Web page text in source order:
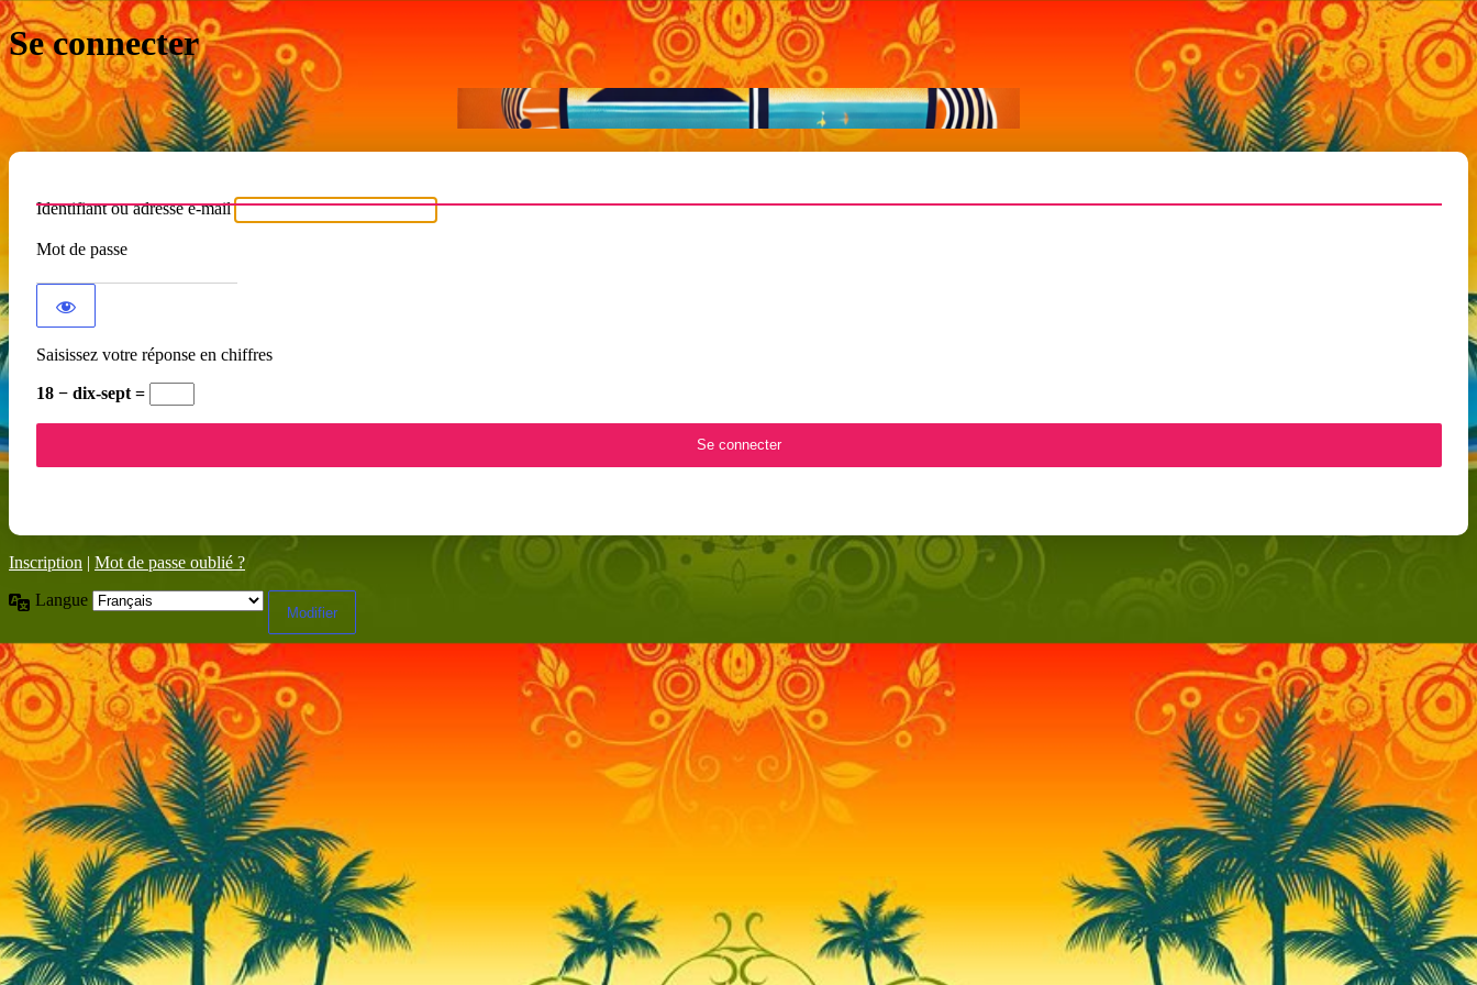
Se connecter
Identifiant ou adresse e-mail
Mot de passe
Saisissez votre réponse en chiffres
18 − dix-sept =
Inscription | Mot de passe oublié ?
Langue